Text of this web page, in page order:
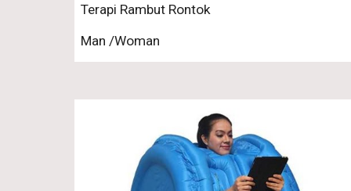
Terapi Rambut Rontok
Man /Woman